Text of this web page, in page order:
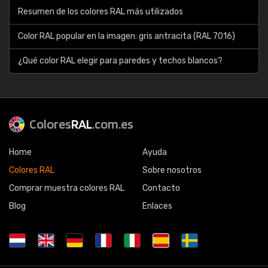
Resumen de los colores RAL más utilizados
Color RAL popular en la imagen: gris antracita (RAL 7016)
¿Qué color RAL elegir para paredes y techos blancos?
ColoresRAL.com.es
Home
Colores RAL
Comprar muestra colores RAL
Blog
Ayuda
Sobre nosotros
Contacto
Enlaces